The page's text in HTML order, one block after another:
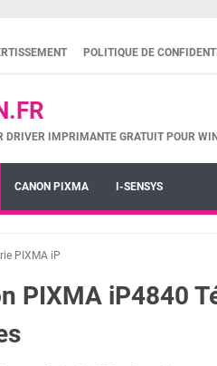
POLITIQUE DE
DRIVER IMPRIMANTE GRATUIT POUR
CANON PIXMA I-SENSYS
PIXMA iP
PIXMA iP4840